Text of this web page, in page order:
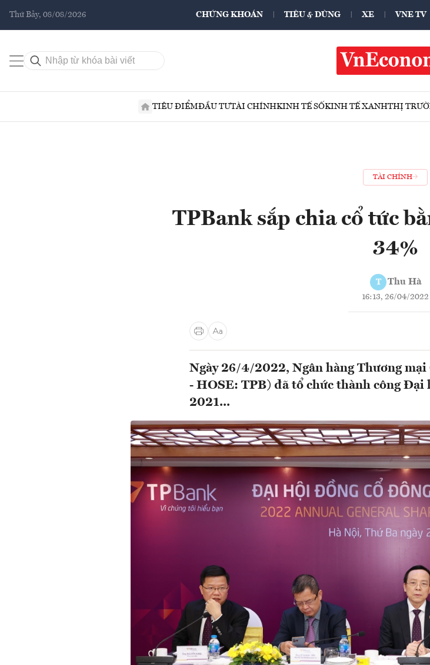
Thứ Bảy, 08/08/2026 CHỨNG KHOÁN TIÊU & DÙNG XE VNE TV
TIÊU ĐIỂMĐẦU TƯTÀI CHÍNHKINH TẾ SỐKINH TẾ XANHTHỊ
TÀI CHÍNH
TPBank sắp chia cổ tức
34%
T Thu Hà
16:13, 26/04/2022
Ngày 26/4/2022, Ngân hàng Thương
- HOSE: TPB) đã tổ chức thành công
2021...